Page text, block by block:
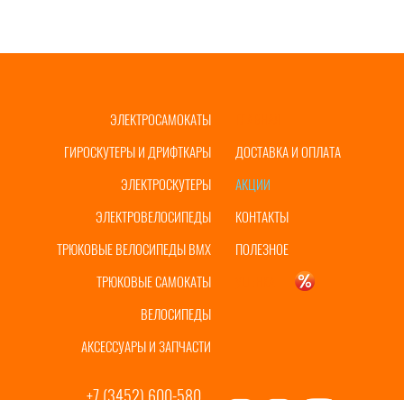
ЭЛЕКТРОСАМОКАТЫ
ГИРОСКУТЕРЫ И ДРИФТКАРЫ
ЭЛЕКТРОСКУТЕРЫ
ЭЛЕКТРОВЕЛОСИПЕДЫ
ТРЮКОВЫЕ ВЕЛОСИПЕДЫ BMX
АКСЕССУАРЫ И ЗАПЧАСТИ
ДОСТАВКА И ОПЛАТА
АКЦИИ
КОНТАКТЫ
ПОЛЕЗНОЕ
ТРЮКОВЫЕ САМОКАТЫ
ВЕЛОСИПЕДЫ